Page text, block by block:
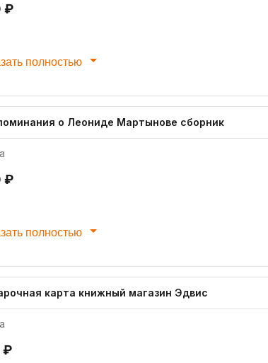
₽
полностью
о Леониде Мартынове сборник
₽
полностью
карта книжный магазин Эдвис
₽